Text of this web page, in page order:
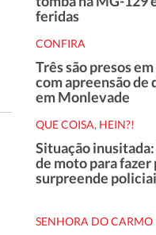
feridas
CONFIRA
Três são presos
com apreensão de
em Monlevade
QUE COISA, HEIN?!
Situação
de moto para fazer
surpreende
SENHORA DO CARMO